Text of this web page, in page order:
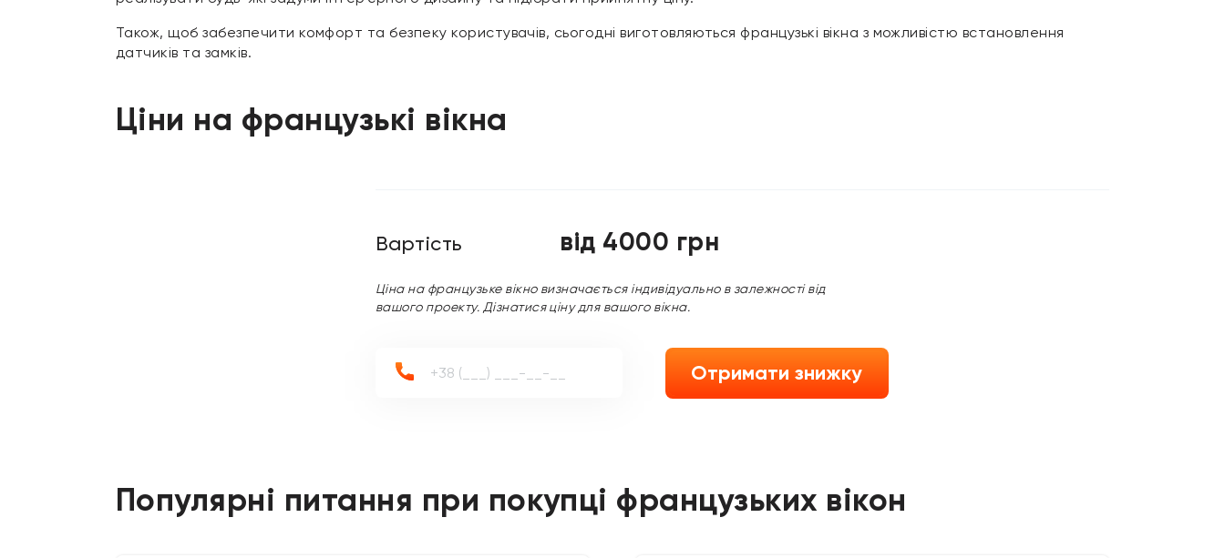
Також, щоб забезпечити комфорт та безпеку користувачів, сьогодні виготовляються французькі вікна з можливістю встановлення
датчиків та замків.
Ціни на французькі вікна
Вартість від 4000 грн
Ціна на французьке вікно визначається індивідуально в залежності від
вашого проекту. Дізнатися ціну для вашого вікна.
Отримати знижку
Популярні питання при покупці французьких вікон